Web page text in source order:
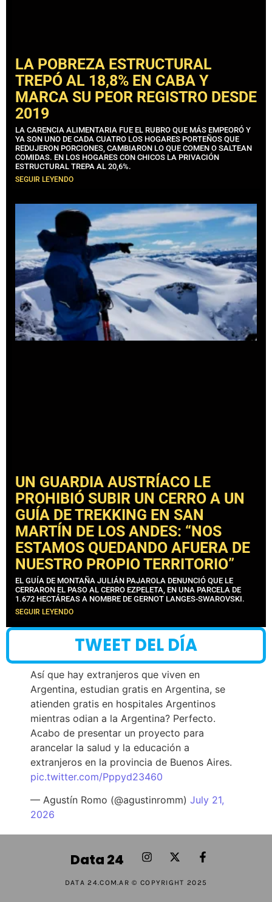
LA POBREZA ESTRUCTURAL
TREPÓ AL 18,8% EN CABA Y
MARCA SU PEOR REGISTRO DESDE
2019
LA CARENCIA ALIMENTARIA FUE EL RUBRO QUE MÁS EMPEORÓ Y
YA SON UNO DE CADA CUATRO LOS HOGARES PORTEÑOS QUE
REDUJERON PORCIONES, CAMBIARON LO QUE COMEN O SALTEAN
COMIDAS. EN LOS HOGARES CON CHICOS LA PRIVACIÓN
ESTRUCTURAL TREPA AL 20,6%.
SEGUIR LEYENDO
UN GUARDIA AUSTRÍACO LE
PROHIBIÓ SUBIR UN CERRO A UN
GUÍA DE TREKKING EN SAN
MARTÍN DE LOS ANDES: “NOS
ESTAMOS QUEDANDO AFUERA DE
NUESTRO PROPIO TERRITORIO”
EL GUÍA DE MONTAÑA JULIÁN PAJAROLA DENUNCIÓ QUE LE
CERRARON EL PASO AL CERRO EZPELETA, EN UNA PARCELA DE
1.672 HECTÁREAS A NOMBRE DE GERNOT LANGES-SWAROVSKI.
SEGUIR LEYENDO
TWEET DEL DÍA
Así que hay extranjeros que viven en
Argentina, estudian gratis en Argentina, se
atienden gratis en hospitales Argentinos
mientras odian a la Argentina? Perfecto.
Acabo de presentar un proyecto para
arancelar la salud y la educación a
extranjeros en la provincia de Buenos Aires.
pic.twitter.com/Pppyd23460
— Agustín Romo (@agustinromm) July 21,
2026
Data 24
DATA 24.COM.AR © COPYRIGHT 2025